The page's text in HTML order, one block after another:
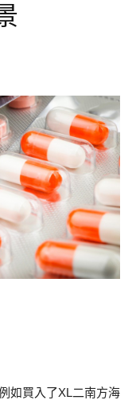
如買入了XL二南方海